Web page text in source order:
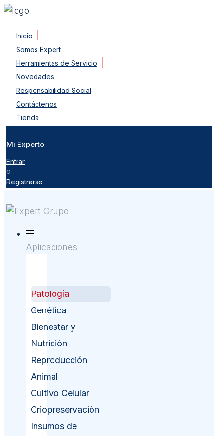
content
Inicio
Somos Expert
Herramientas de Servicio
Novedades
Responsabilidad Social
Contáctenos
Tienda
Mi Experto
Entrar
o
Registrarse
Aplicaciones
Patología
Genética
Bienestar y
Nutrición
Reproducción
Animal
Cultivo Celular
Criopreservación
Insumos de